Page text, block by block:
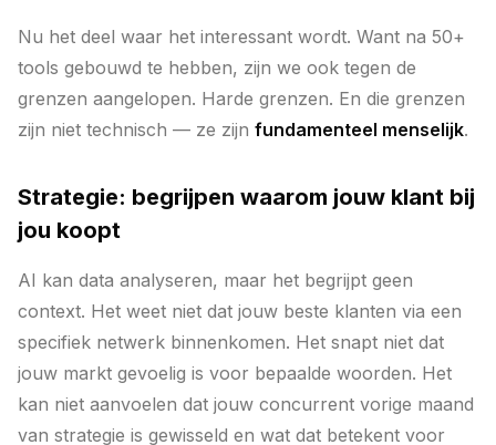
Nu het deel waar het interessant wordt. Want na 50+
tools gebouwd te hebben, zijn we ook tegen de
grenzen aangelopen. Harde grenzen. En die grenzen
zijn niet technisch — ze zijn fundamenteel menselijk.
Strategie: begrijpen waarom jouw klant bij
jou koopt
AI kan data analyseren, maar het begrijpt geen
context. Het weet niet dat jouw beste klanten via een
specifiek netwerk binnenkomen. Het snapt niet dat
jouw markt gevoelig is voor bepaalde woorden. Het
kan niet aanvoelen dat jouw concurrent vorige maand
van strategie is gewisseld en wat dat betekent voor